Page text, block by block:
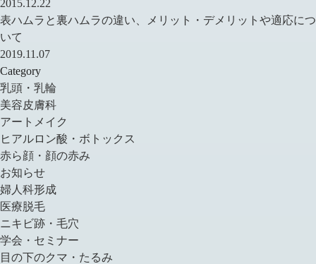
2015.12.22
表ハムラと裏ハムラの違い、メリット・デメリットや適応につ
いて
2019.11.07
Category
乳頭・乳輪
美容皮膚科
アートメイク
ヒアルロン酸・ボトックス
赤ら顔・顔の赤み
お知らせ
婦人科形成
医療脱毛
ニキビ跡・毛穴
学会・セミナー
目の下のクマ・たるみ